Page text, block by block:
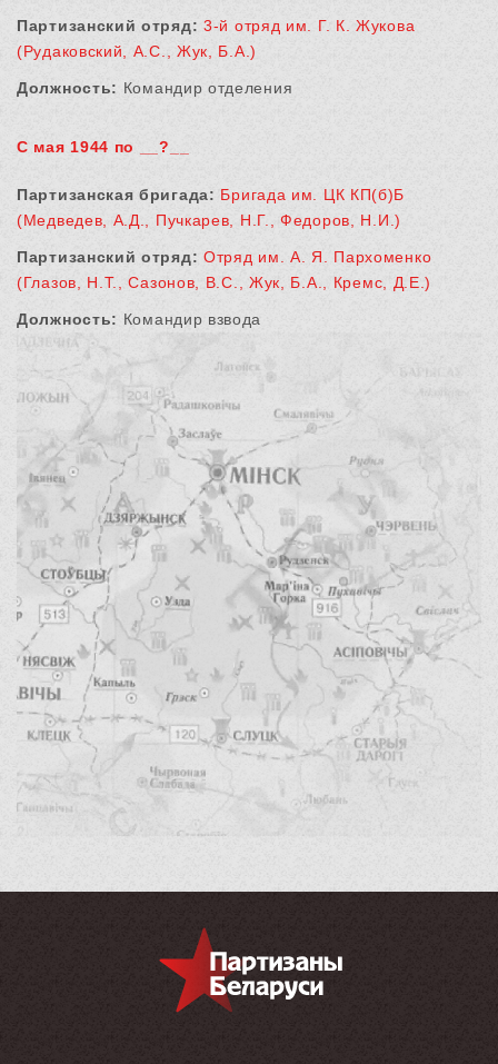
Партизанский отряд: 3-й отряд им. Г. К. Жукова
(Рудаковский, А.С., Жук, Б.А.)
Должность: Командир отделения
С мая 1944 по __?__
Партизанская бригада: Бригада им. ЦК КП(б)Б
(Медведев, А.Д., Пучкарев, Н.Г., Федоров, Н.И.)
Партизанский отряд: Отряд им. А. Я. Пархоменко
(Глазов, Н.Т., Сазонов, В.С., Жук, Б.А., Кремс, Д.Е.)
Должность: Командир взвода